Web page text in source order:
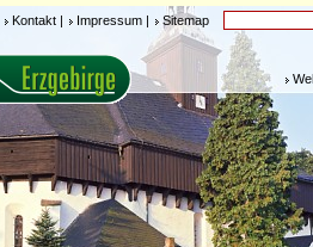
Kontakt | Impressum | Sitemap